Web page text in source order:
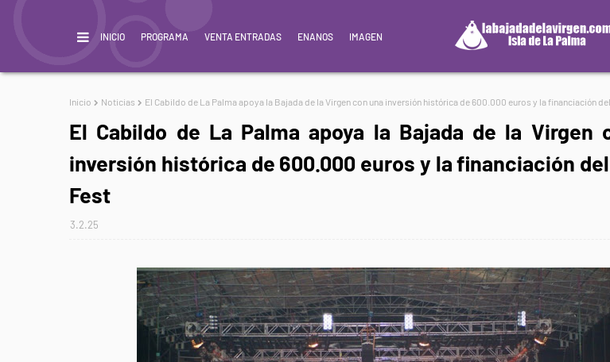
INICIO PROGRAMA VENTA ENTRADAS ENANOS IMAGEN
Inicio Noticias El Cabildo de La Palma apoya la Bajada de la Virgen con una inversión histórica de 600.000 euros y la financiación
El Cabildo de La Palma apoya la Bajada de la Virgen
inversión histórica de 600.000 euros y la financiación
Fest
3.2.25